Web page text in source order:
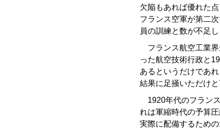
欠陥もあれば優れた
フランス空軍が第二
員の訓練と数が不足
フランス航空工業界
った航空技術行政と
あるというだけであ
結果に足掻いただけ
1920年代のフラン
れは軍縮時代の予算
実際に配備するため